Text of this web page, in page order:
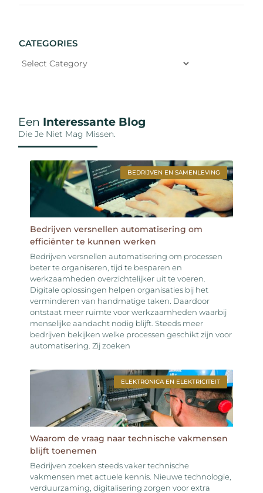
CATEGORIES
Een Interessante Blog
Die Je Niet Mag Missen.
BEDRIJVEN EN SAMENLEVING
Bedrijven versnellen automatisering om
efficiënter te kunnen werken
Bedrijven versnellen automatisering om processen
beter te organiseren, tijd te besparen en
werkzaamheden overzichtelijker uit te voeren.
Digitale oplossingen helpen organisaties bij het
verminderen van handmatige taken. Daardoor
ontstaat meer ruimte voor werkzaamheden waarbij
menselijke aandacht nodig blijft. Steeds meer
bedrijven bekijken welke processen geschikt zijn voor
automatisering. Zij zoeken
ELEKTRONICA EN ELEKTRICITEIT
Waarom de vraag naar technische vakmensen
blijft toenemen
Bedrijven zoeken steeds vaker technische
vakmensen met actuele kennis. Nieuwe technologie,
verduurzaming, digitalisering zorgen voor extra